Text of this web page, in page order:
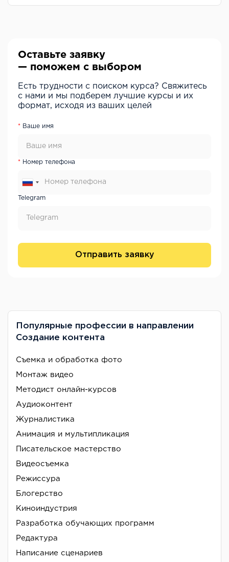
Оставьте заявку
— поможем с выбором
Есть трудности с поиском курса? Свяжитесь
с нами и мы подберем лучшие курсы и их
формат, исходя из ваших целей
Ваше имя
Номер телефона
Telegram
Отправить заявку
Популярные профессии в направлении
Создание контента
Съемка и обработка фото
Монтаж видео
Методист онлайн-курсов
Аудиоконтент
Журналистика
Анимация и мультипликация
Писательское мастерство
Видеосъемка
Режиссура
Блогерство
Киноиндустрия
Разработка обучающих программ
Редактура
Написание сценариев